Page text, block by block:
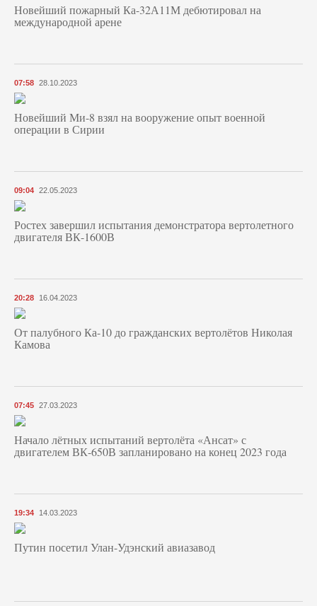
Новейший пожарный Ка-32А11М дебютировал на
международной арене
07:58 28.10.2023
Новейший Ми-8 взял на вооружение опыт военной
операции в Сирии
09:04 22.05.2023
Ростех завершил испытания демонстратора вертолетного
двигателя ВК-1600В
20:28 16.04.2023
От палубного Ка-10 до гражданских вертолётов Николая
Камова
07:45 27.03.2023
Начало лётных испытаний вертолёта «Ансат» с
двигателем ВК-650В запланировано на конец 2023 года
19:34 14.03.2023
Путин посетил Улан-Удэнский авиазавод